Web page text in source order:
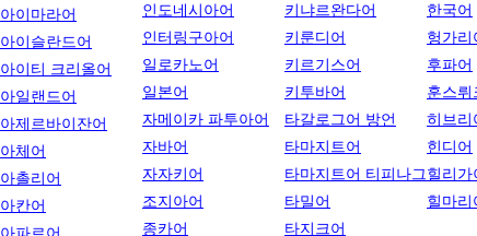
아이마라어
아이슬란드어
아이티 크리올어
아일랜드어
아제르바이잔어
아체어
아촐리어
아칸어
인도네시아어
인터링구아어
일로카노어
일본어
자메이카 파투아어
자바어
자자키어
조지아어
종카어
키냐르완다어
키룬디어
키르기스어
키투바어
타갈로그어 방언
타마지트어
타마지트어 티피나그
타밀어
타지크어
한국어
헝가리
후파어
훈스뤼
히브리
힌디어
힐리가
힐마리